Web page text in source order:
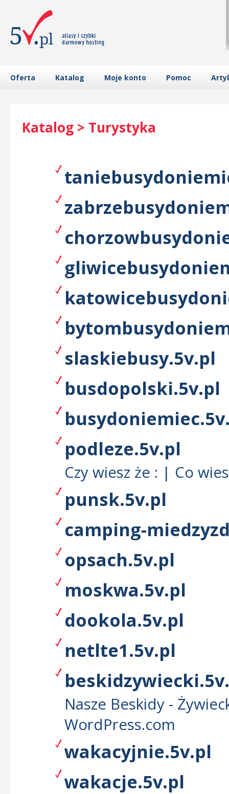
Oferta Katalog Moje konto Pomoc
Katalog > Turystyka
slaskiebusy.5v.pl
busdopolski.5v.pl
podleze.5v.pl
Czy wiesz że : | Co
punsk.5v.pl
camping-
opsach.5v.pl
moskwa.5v.pl
dookola.5v.pl
netlte1.5v.pl
Nasze Beskidy -
WordPress.com
wakacyjnie.5v.pl
wakacje.5v.pl